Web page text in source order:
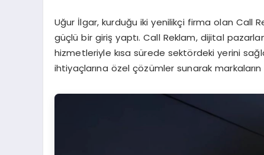
Uğur İlgar, kurduğu iki yenilikçi firma olan Call
güçlü bir giriş yaptı. Call Reklam, dijital
hizmetleriyle kısa sürede sektördeki yerini
ihtiyaçlarına özel çözümler sunarak